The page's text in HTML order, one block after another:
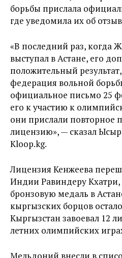
борьбы прислала
где уведомила их об
«В последний раз, когда
выступал в Астане, его
положительный
федерация вольной
официальное письмо 25
его к участию к
они прислали повторное
лицензию», — сказал
Kloop.kg.
Лицензия Кенжеева
Индии Равиндеру Кхатри,
бронзовую медаль в
кыргызских борцов
Кыргызстан завоевал 12
летних олимпийских